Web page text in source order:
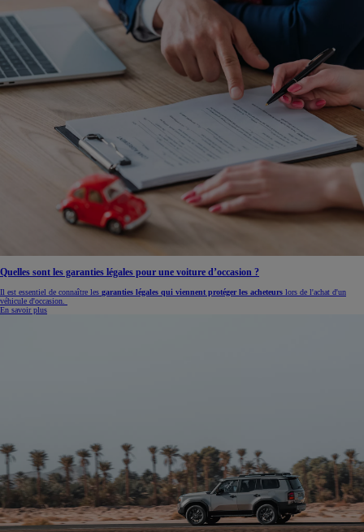
Quelles sont les garanties légales pour une voiture d’occasion ?
Il est essentiel de connaître les garanties légales qui viennent protéger les acheteurs lors de l'achat d'un
véhicule d'occasion.
En savoir plus